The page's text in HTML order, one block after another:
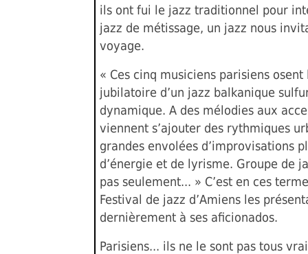
ils ont fui le jazz traditionnel pour
jazz de métissage, un jazz nous
voyage.
« Ces cinq musiciens parisiens
jubilatoire d’un jazz balkanique
dynamique. A des mélodies aux
viennent s’ajouter des rythmiques
grandes envolées d’improvisations
d’énergie et de lyrisme. Groupe de
pas seulement... » C’est en ces
Festival de jazz d’Amiens les
dernièrement à ses aficionados.
Parisiens... ils ne le sont pas tous